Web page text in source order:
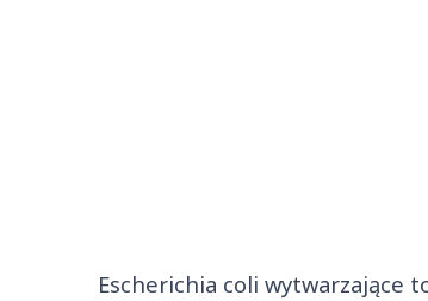
Escherichia coli wytwarzające